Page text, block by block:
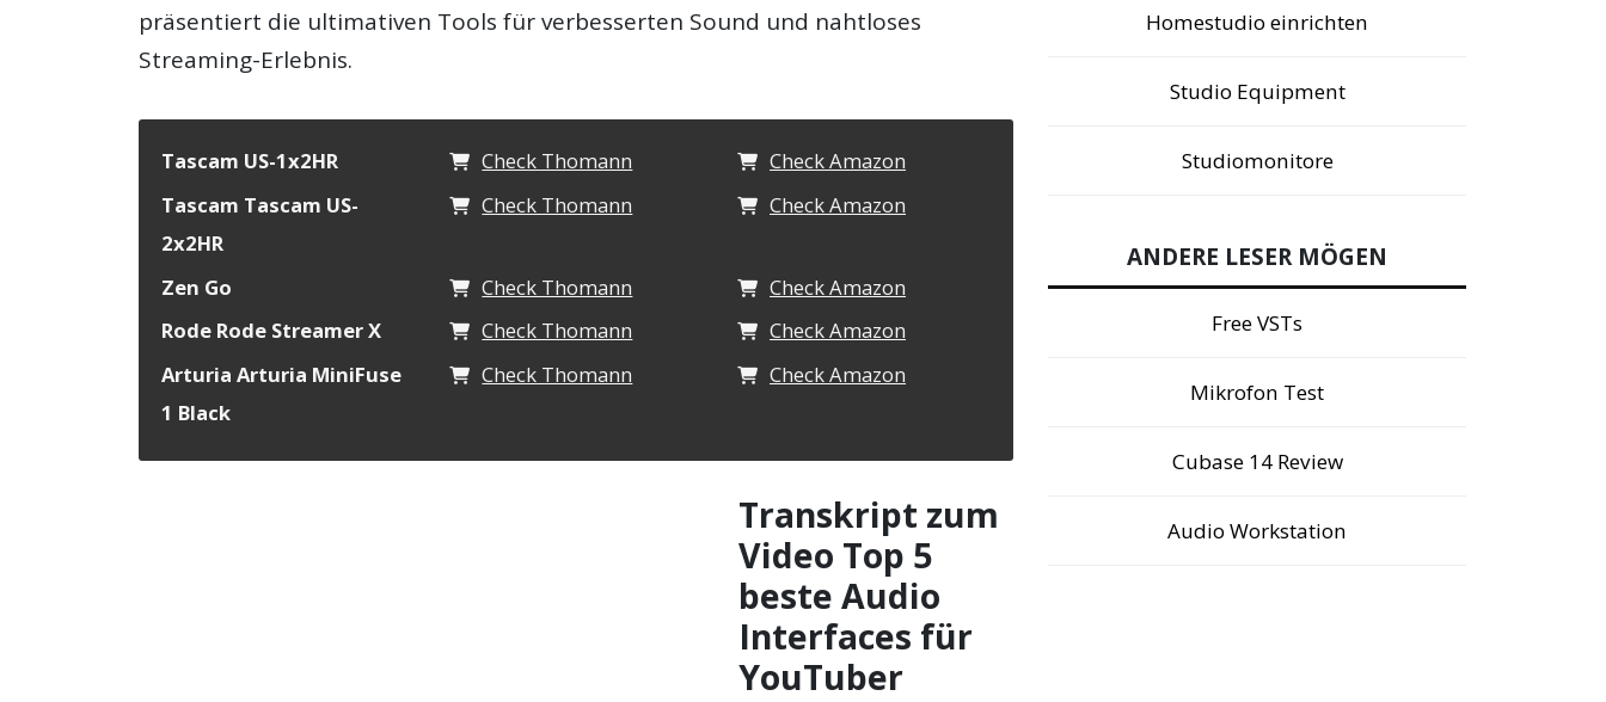
präsentiert die ultimativen Tools für verbesserten Sound und nahtloses
Streaming-Erlebnis.
Tascam US-1x2HR Check Thomann
Check Amazon
Tascam Tascam US-
2x2HR
Check Thomann Check Amazon
Zen Go Check Thomann
Check Amazon
Rode Rode Streamer X
Check Thomann
Check Amazon
Arturia Arturia MiniFuse
1 Black
Check Thomann Check Amazon
Transkript zum
Video Top 5
beste Audio
Interfaces für
YouTuber
Homestudio einrichten
Studio Equipment
Studiomonitore
ANDERE LESER MÖGEN
Free VSTs
Mikrofon Test
Cubase 14 Review
Audio Workstation